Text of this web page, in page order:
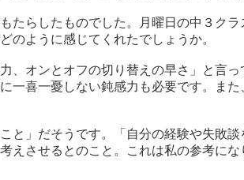
たらしたものでした。月曜日の中３ク
のように感じてくれたでしょうか。
、オンとオフの切り替えの早さ」と言
一喜一憂しない鈍感力も必要です。ま
と」だそうです。「自分の経験や失敗
えさせるとのこと。これは私の参考にな